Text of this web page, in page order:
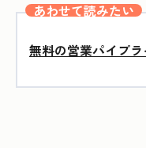
あわせて読みたい
無料の営業パイプ